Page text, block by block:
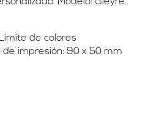
de colores
impresión: 90 x 50 mm